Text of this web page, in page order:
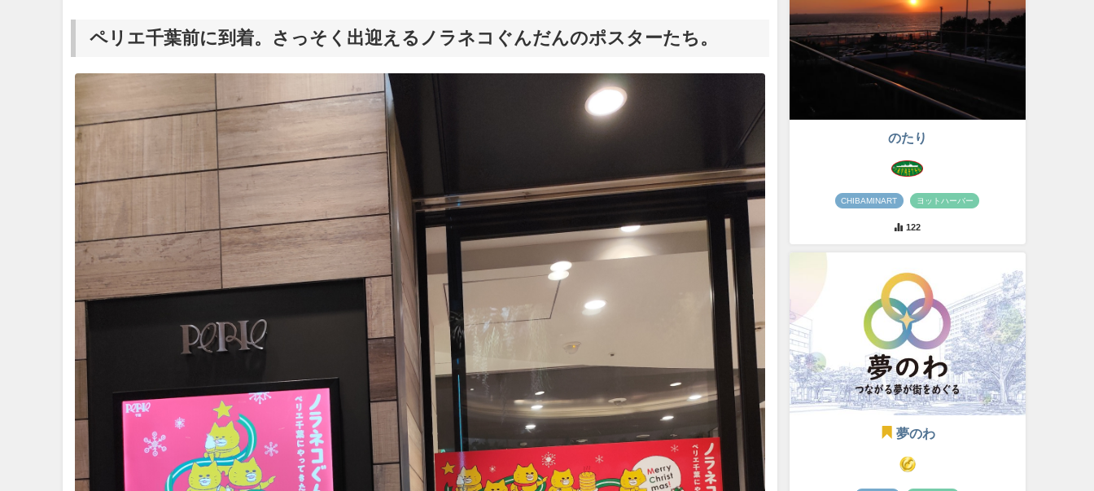
ペリエ千葉前に到着。さっそく出迎えるノラネコぐんだんのポスターたち。
のたり
CHIBAMINART ヨットハーバー
122
夢のわ